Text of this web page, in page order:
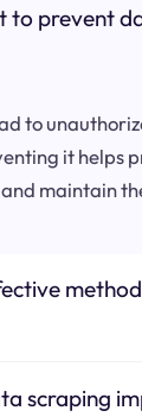
to prevent
to
it helps
maintain
scraping